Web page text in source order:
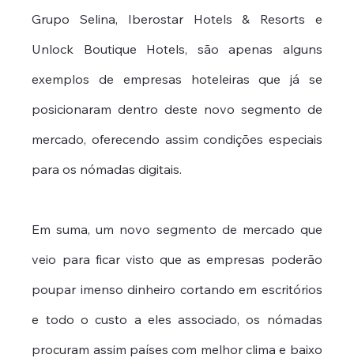
Grupo Selina, Iberostar Hotels & Resorts e
Unlock Boutique Hotels, são apenas alguns
exemplos de empresas hoteleiras que já se
posicionaram dentro deste novo segmento de
mercado, oferecendo assim condições especiais
para os nómadas digitais.
Em suma, um novo segmento de mercado que
veio para ficar visto que as empresas poderão
poupar imenso dinheiro cortando em escritórios
e todo o custo a eles associado, os nómadas
procuram assim países com melhor clima e baixo